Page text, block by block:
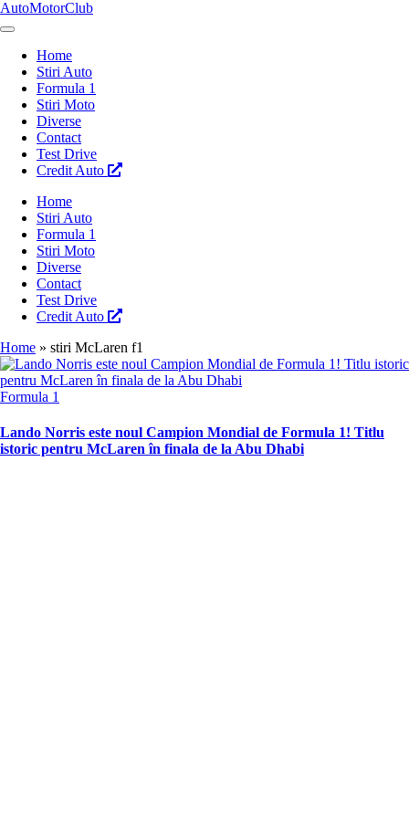
Skip
to
AutoMotorClub
Totul
masini
pasionatii
masini
Home
Stiri Auto
Formula 1
Stiri Moto
Diverse
Contact
Test Drive
Credit Auto
Home
Stiri Auto
Formula 1
Stiri Moto
Diverse
Contact
Test Drive
Credit Auto
Home » stiri McLaren f1
Posted
Formula 1
Lando Norris este noul Campion Mondial de Formula 1! Titlu
istoric pentru McLaren în finala de la Abu Dhabi